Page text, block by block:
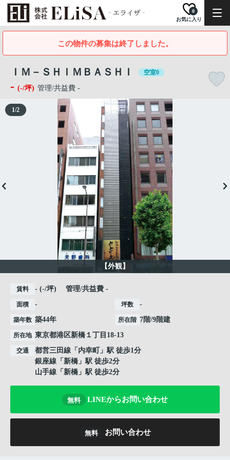
お気に入り
0
この物件の募集は終了しました。
ＩＭ－ＳＨＩＭＢＡＳＨＩ 空室0
- (-/坪) 管理/共益費 -
【外観】
1/2
賃料 - (-/坪) 管理/共益費 -
面積 - 坪数 -
築年数 築44年 所在階 7階/9階建
所在地 東京都港区新橋 １丁目18-13
交通 都営三田線 「 内幸町
」駅 徒歩1分
銀座線 「 新橋 」駅 徒歩2分
山手線 「 新橋 」駅 徒歩2分
無料 LINEからお問い合わせ
無料 お問い合わせ